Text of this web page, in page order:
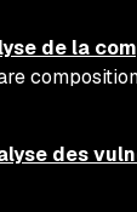
de la
des